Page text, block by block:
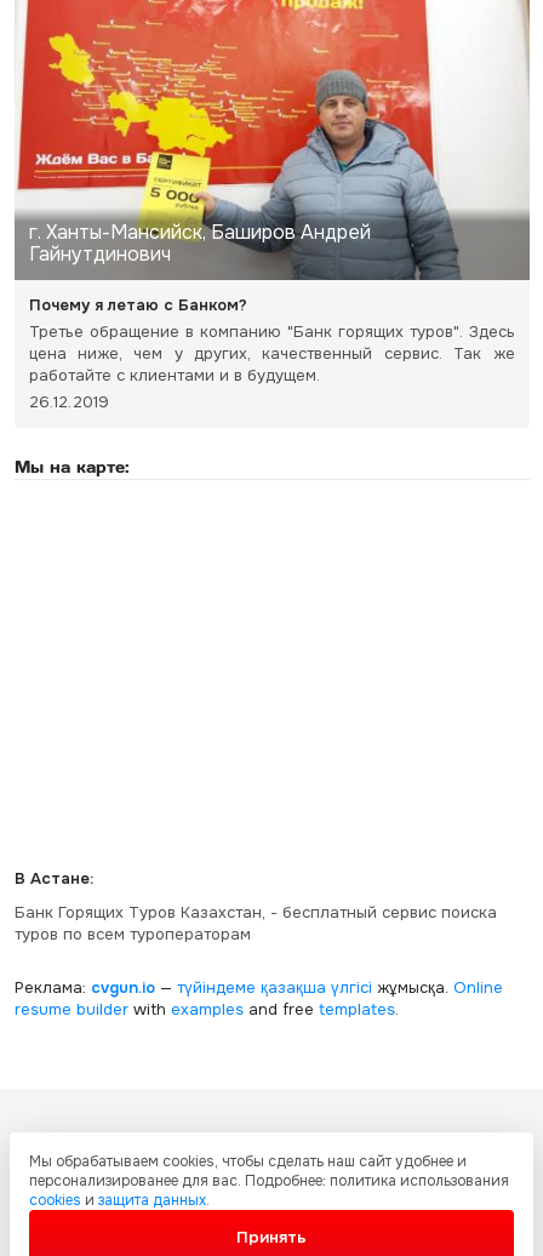
г. Ханты-Мансийск, Баширов Андрей
Гайнутдинович
Почему я летаю с Банком?
Третье обращение в компанию "Банк горящих туров". Здесь
цена ниже, чем у других, качественный сервис. Так же
работайте с клиентами и в будущем.
26.12.2019
Мы на карте:
В Астане:
Банк Горящих Туров Казахстан, - бесплатный сервис поиска
туров по всем туроператорам
Реклама: cvgun.io— түйіндеме қазақша үлгісі жұмысқа. Online
resume builderwith examplesand free templates.
графическое содержание, структуру и оформление страниц защищены
международными соглашениями и законодательством Республики
Казахстан об охране авторских прав и интеллектуальной собственности.
Любое копирование и распространение материалов сайта без
Мы обрабатываем cookies, чтобы сделать наш сайт удобнее и
персонализированее для вас. Подробнее: политика использования
cookies и защита данных.
Принять